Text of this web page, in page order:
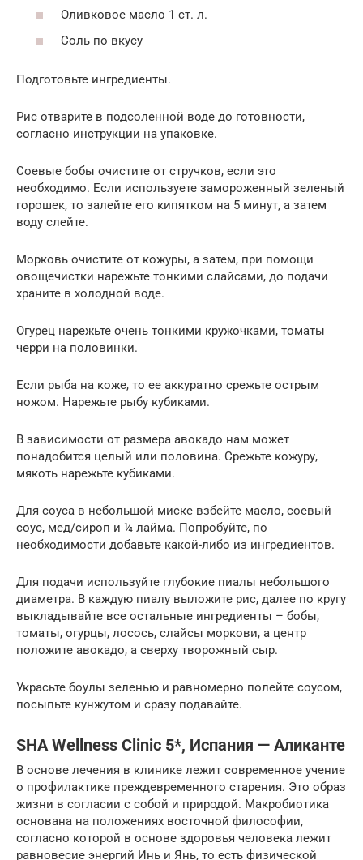
Оливковое масло 1 ст. л.
Соль по вкусу
Подготовьте ингредиенты.
Рис отварите в подсоленной воде до готовности,
согласно инструкции на упаковке.
Соевые бобы очистите от стручков, если это
необходимо. Если используете замороженный зеленый
горошек, то залейте его кипятком на 5 минут, а затем
воду слейте.
Морковь очистите от кожуры, а затем, при помощи
овощечистки нарежьте тонкими слайсами, до подачи
храните в холодной воде.
Огурец нарежьте очень тонкими кружочками, томаты
черри на половинки.
Если рыба на коже, то ее аккуратно срежьте острым
ножом. Нарежьте рыбу кубиками.
В зависимости от размера авокадо нам может
понадобится целый или половина. Срежьте кожуру,
мякоть нарежьте кубиками.
Для соуса в небольшой миске взбейте масло, соевый
соус, мед/сироп и ¼ лайма. Попробуйте, по
необходимости добавьте какой-либо из ингредиентов.
Для подачи используйте глубокие пиалы небольшого
диаметра. В каждую пиалу выложите рис, далее по кругу
выкладывайте все остальные ингредиенты – бобы,
томаты, огурцы, лосось, слайсы моркови, а центр
положите авокадо, а сверху творожный сыр.
Украсьте боулы зеленью и равномерно полейте соусом,
посыпьте кунжутом и сразу подавайте.
SHA Wellness Clinic 5*, Испания — Аликанте
В основе лечения в клинике лежит современное учение
о профилактике преждевременного старения. Это образ
жизни в согласии с собой и природой. Макробиотика
основана на положениях восточной философии,
согласно которой в основе здоровья человека лежит
равновесие энергий Инь и Янь, то есть физической